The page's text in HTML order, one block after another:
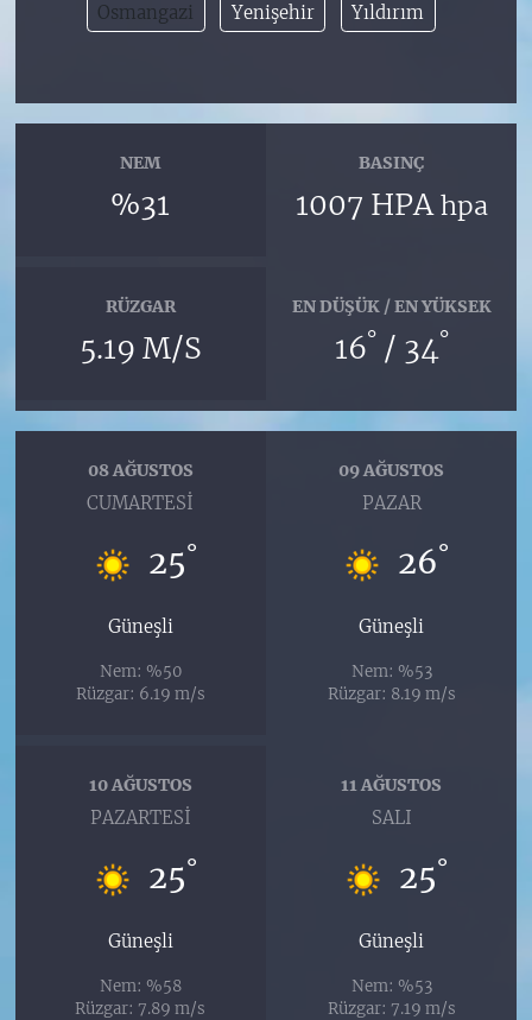
Osmangazi Yenişehir Yıldırım
NEM
%31
BASINÇ
1007 HPAhpa
RÜZGAR
5.19 M/S
EN DÜŞÜK / EN YÜKSEK
16° / 34°
08 AĞUSTOS
CUMARTESI
25°
Güneşli
Nem: %50
Rüzgar: 6.19 m/s
09 AĞUSTOS
PAZAR
26°
Güneşli
Nem: %53
Rüzgar: 8.19 m/s
10 AĞUSTOS
PAZARTESI
25°
Güneşli
Nem: %58
Rüzgar: 7.89 m/s
11 AĞUSTOS
SALI
25°
Güneşli
Nem: %53
Rüzgar: 7.19 m/s